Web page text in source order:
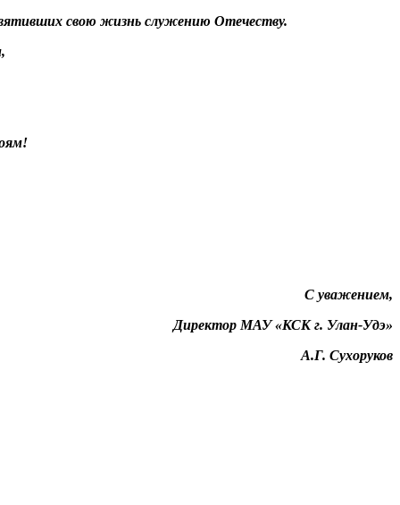
свою жизнь служению Отечеству.
С уважением,
Директор МАУ «КСК г. Улан-Удэ»
А.Г. Сухоруков